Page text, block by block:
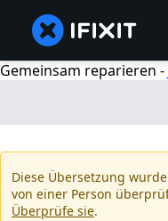
Gemeinsam reparieren -
Diese Übersetzung
von einer Person
Überprüfe sie.